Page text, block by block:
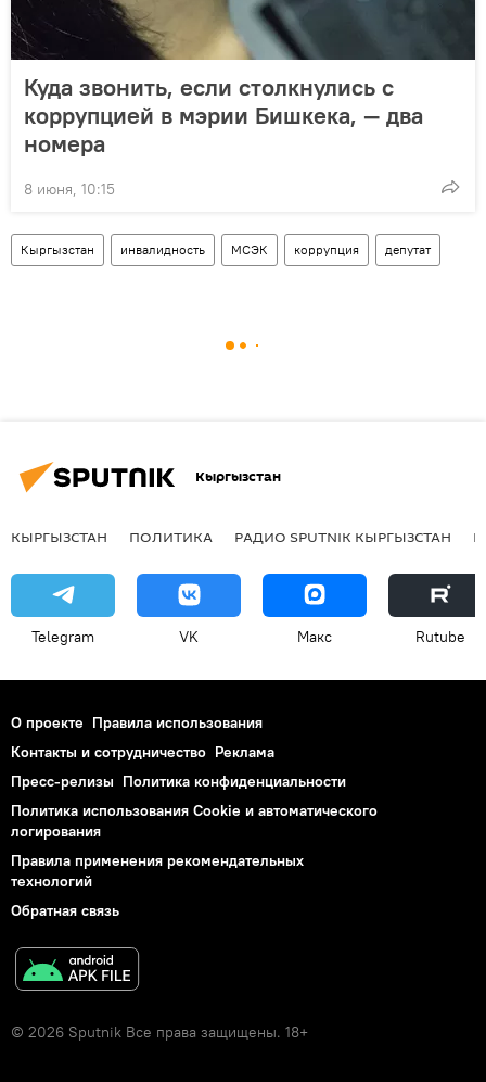
Куда звонить, если столкнулись с
коррупцией в мэрии Бишкека, — два
номера
8 июня, 10:15
Кыргызстан инвалидность МСЭК коррупция депутат
Кыргызстан
КЫРГЫЗСТАН ПОЛИТИКА РАДИО SPUTNIK КЫРГЫЗСТАН
Telegram VK Макс Rutube
О проекте Правила использования
Контакты и сотрудничество Реклама
Пресс-релизы Политика конфиденциальности
Политика использования Cookie и автоматического
логирования
Правила применения рекомендательных
технологий
Обратная связь
© 2026 Sputnik Все права защищены. 18+